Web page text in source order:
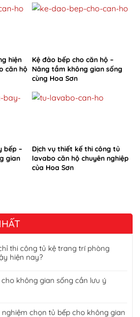
hiện
căn hộ
Kệ đảo bếp cho căn hộ –
Nâng tầm không gian sống
cùng Hoa Sơn
bếp –
gian
Dịch vụ thiết kế thi công tủ
lavabo căn hộ chuyên nghiệp
của Hoa Sơn
thi công tủ kệ trang trí phòng
hiện nay?
không gian sống cần lưu ý
nghiệm chọn tủ bếp cho không gian